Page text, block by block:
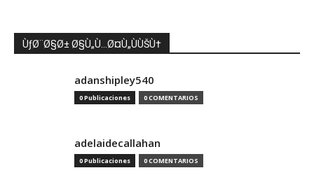
ÙƒØ¨Ø§Ø± Ø§Ù„Ù…Ø¤Ù„ÙÙŠÙ†
adanshipley540
0 Publicaciones 0 COMENTARIOS
adelaidecallahan
0 Publicaciones 0 COMENTARIOS